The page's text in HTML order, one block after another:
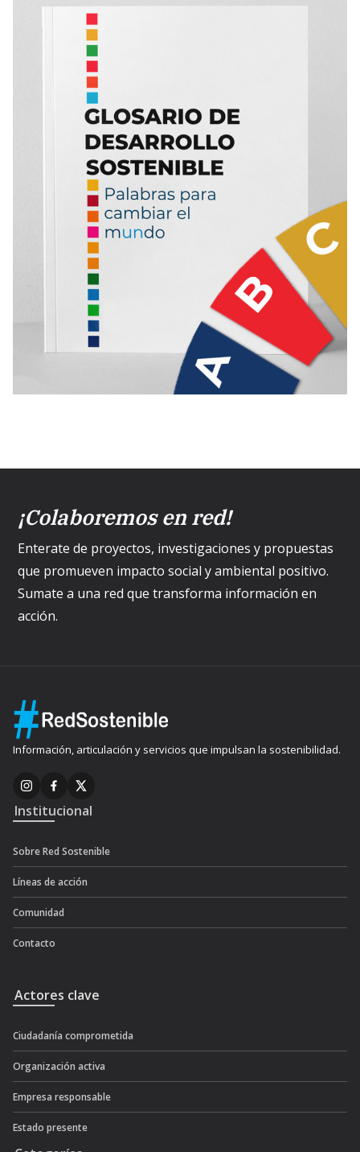
¡Colaboremos en red!
Enterate de proyectos, investigaciones y propuestas
que promueven impacto social y ambiental positivo.
Sumate a una red que transforma información en
acción.
Información, articulación y servicios que impulsan la sostenibilidad.
Institucional
Sobre Red Sostenible
Líneas de acción
Comunidad
Contacto
Actores clave
Ciudadanía comprometida
Organización activa
Empresa responsable
Estado presente